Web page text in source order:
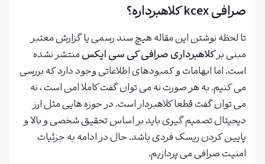
صرافی kcex کلاهبرداره؟
تا لحظه نوشتن این مقاله هیچ سند رسمی یا گزارش معتبر
مبنی برکلاهبرداری صرافی کی سی ایکسمنتشر نشده
است. اما ابهامات و کمبودهای اطلاعاتی وجود دارد که بررسی
می کنیم. به هر صورت نه می توان گفت کاملا امن است ، نه
می توان گفت قطعا کلاهبردار است. در حوزه هایی مثل ارز
دیجیتال تصمیم گیری باید بر اساس تحقیق شخصی و بالا و
پایین کردن ریسک فردی باشد. حال در ادامه به جزئیات
امنیت صرافی می پردازیم.